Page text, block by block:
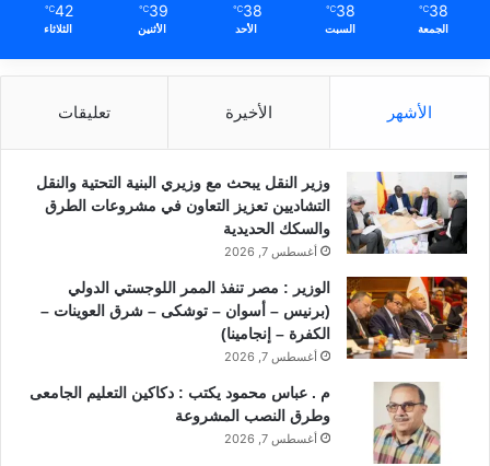
38
℃
الجمعة
38
℃
السبت
38
℃
الأحد
39
℃
الأثنين
42
℃
الثلاثاء
الأشهر الأخيرة تعليقات
وزير النقل يبحث مع وزيري البنية التحتية والنقل
التشاديين تعزيز التعاون في مشروعات الطرق
والسكك الحديدية
أغسطس 7, 2026
الوزير : مصر تنفذ الممر اللوجستي الدولي
(برنيس – أسوان – توشكى – شرق العوينات –
الكفرة – إنجامينا)
أغسطس 7, 2026
م . عباس محمود يكتب : دكاكين التعليم الجامعى
وطرق النصب المشروعة
أغسطس 7, 2026